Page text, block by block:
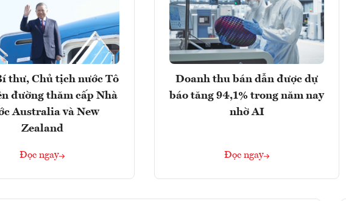
thư, Chủ tịch nước Tô
đường thăm cấp Nhà
Australia và New
Zealand
Đọc ngay
Doanh thu bán dẫn được dự
báo tăng 94,1% trong năm nay
nhờ AI
Đọc ngay